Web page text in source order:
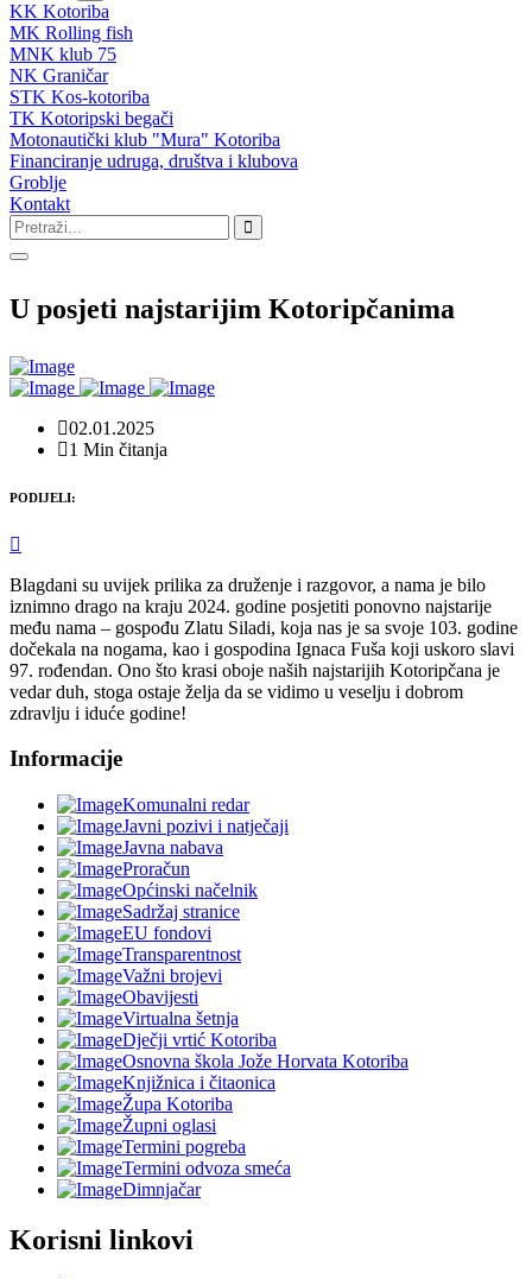
KK Kotoriba
MK Rolling fish
MNK klub 75
NK Graničar
STK Kos-kotoriba
TK Kotoripski begači
Motonautički klub "Mura" Kotoriba
Financiranje udruga, društva i klubova
Groblje
Kontakt
U posjeti najstarijim Kotoripčanima
02.01.2025
1 Min čitanja
PODIJELI:
Blagdani su uvijek prilika za druženje i razgovor, a nama je bilo
iznimno drago na kraju 2024. godine posjetiti ponovno najstarije
među nama – gospođu Zlatu Siladi, koja nas je sa svoje 103. godine
dočekala na nogama, kao i gospodina Ignaca Fuša koji uskoro slavi
97. rođendan. Ono što krasi oboje naših najstarijih Kotoripčana je
vedar duh, stoga ostaje želja da se vidimo u veselju i dobrom
zdravlju i iduće godine!
Informacije
Komunalni redar
Javni pozivi i natječaji
Javna nabava
Proračun
Općinski načelnik
Sadržaj stranice
EU fondovi
Transparentnost
Važni brojevi
Obavijesti
Virtualna šetnja
Dječji vrtić Kotoriba
Osnovna škola Jože Horvata Kotoriba
Knjižnica i čitaonica
Župa Kotoriba
Župni oglasi
Termini pogreba
Termini odvoza smeća
Dimnjačar
Korisni linkovi